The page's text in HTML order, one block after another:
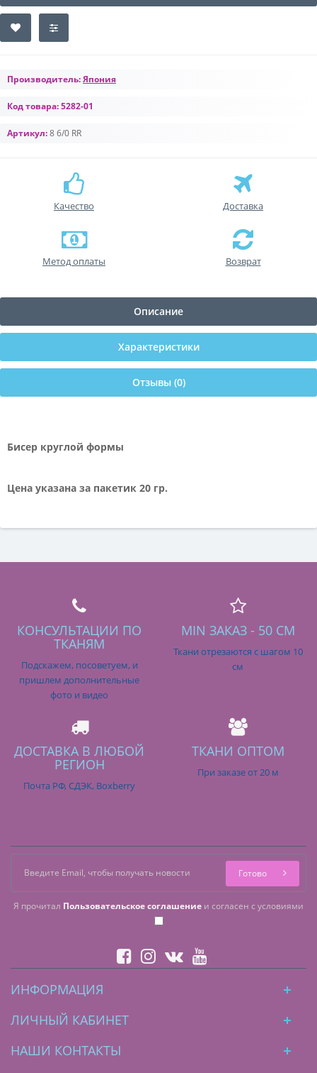
Производитель:Япония
Код товара:5282-01
Артикул:8 6/0 RR
Качество Доставка
Метод оплаты Возврат
Описание
Характеристики
Отзывы (0)
Бисер круглой формы
Цена указана за пакетик 20 гр.
КОНСУЛЬТАЦИИ ПО
ТКАНЯМ
Подскажем, посоветуем, и
пришлем дополнительные
фото и видео
MIN ЗАКАЗ - 50 СМ
Ткани отрезаются с шагом 10
см
ДОСТАВКА В ЛЮБОЙ
РЕГИОН
Почта РФ, СДЭК, Boxberry
ТКАНИ ОПТОМ
При заказе от 20 м
Я прочитал Пользовательское соглашение и согласен с условиями
Готово
ИНФОРМАЦИЯ
ЛИЧНЫЙ КАБИНЕТ
НАШИ КОНТАКТЫ